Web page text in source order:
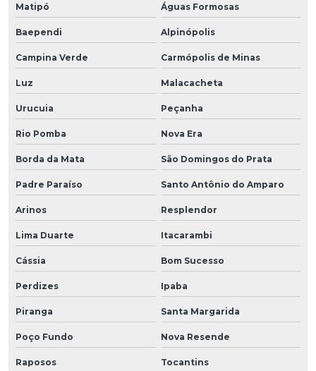
Matipó Águas Formosas
Baependi Alpinópolis
Campina Verde Carmópolis de Minas
Luz Malacacheta
Urucuia Peçanha
Rio Pomba Nova Era
Borda da Mata São Domingos do Prata
Padre Paraíso Santo Antônio do Amparo
Arinos Resplendor
Lima Duarte Itacarambi
Cássia Bom Sucesso
Perdizes Ipaba
Piranga Santa Margarida
Poço Fundo Nova Resende
Raposos Tocantins